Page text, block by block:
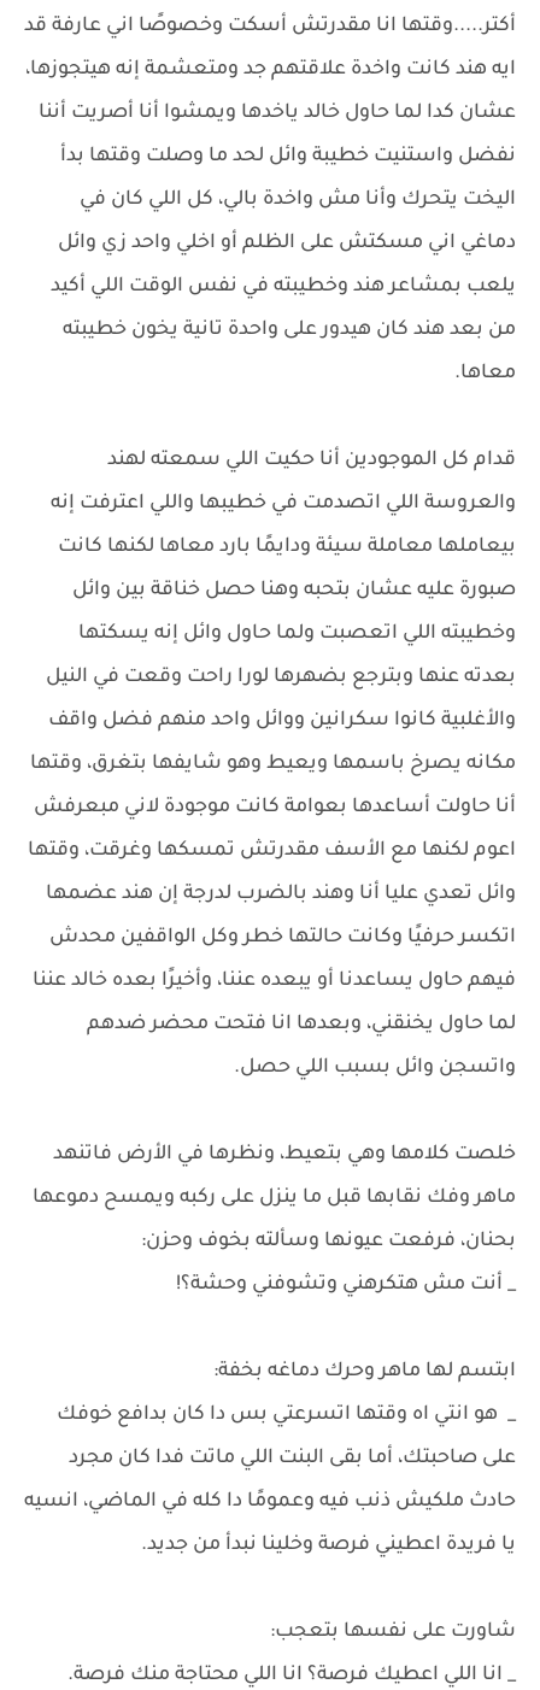
أكتر.....وقتها انا مقدرتش أسكت وخصوصًا اني عارفة قد
ايه هند كانت واخدة علاقتهم جد ومتعشمة إنه هيتجوزها،
عشان كدا لما حاول خالد ياخدها ويمشوا أنا أصريت أننا
نفضل واستنيت خطيبة وائل لحد ما وصلت وقتها بدأ
اليخت يتحرك وأنا مش واخدة بالي، كل اللي كان في
دماغي اني مسكتش على الظلم أو اخلي واحد زي وائل
يلعب بمشاعر هند وخطيبته في نفس الوقت اللي أكيد
من بعد هند كان هيدور على واحدة تانية يخون خطيبته
معاها.
قدام كل الموجودين أنا حكيت اللي سمعته لهند
والعروسة اللي اتصدمت في خطيبها واللي اعترفت إنه
بيعاملها معاملة سيئة ودايمًا بارد معاها لكنها كانت
صبورة عليه عشان بتحبه وهنا حصل خناقة بين وائل
وخطيبته اللي اتعصبت ولما حاول وائل إنه يسكتها
بعدته عنها وبترجع بضهرها لورا راحت وقعت في النيل
والأغلبية كانوا سكرانين ووائل واحد منهم فضل واقف
مكانه يصرخ باسمها ويعيط وهو شايفها بتغرق، وقتها
أنا حاولت أساعدها بعوامة كانت موجودة لاني مبعرفش
اعوم لكنها مع الأسف مقدرتش تمسكها وغرقت، وقتها
وائل تعدي عليا أنا وهند بالضرب لدرجة إن هند عضمها
اتكسر حرفيًا وكانت حالتها خطر وكل الواقفين محدش
فيهم حاول يساعدنا أو يبعده عننا، وأخيرًا بعده خالد عننا
لما حاول يخنقني، وبعدها انا فتحت محضر ضدهم
واتسجن وائل بسبب اللي حصل.
خلصت كلامها وهي بتعيط، ونظرها في الأرض فاتنهد
ماهر وفك نقابها قبل ما ينزل على ركبه ويمسح دموعها
بحنان، فرفعت عيونها وسألته بخوف وحزن:
_ أنت مش هتكرهني وتشوفني وحشة؟!
ابتسم لها ماهر وحرك دماغه بخفة:
_ هو انتي اه وقتها اتسرعتي بس دا كان بدافع خوفك
على صاحبتك، أما بقى البنت اللي ماتت فدا كان مجرد
حادث ملكيش ذنب فيه وعمومًا دا كله في الماضي، انسيه
يا فريدة اعطيني فرصة وخلينا نبدأ من جديد.
شاورت على نفسها بتعجب:
_ انا اللي اعطيك فرصة؟ انا اللي محتاجة منك فرصة.